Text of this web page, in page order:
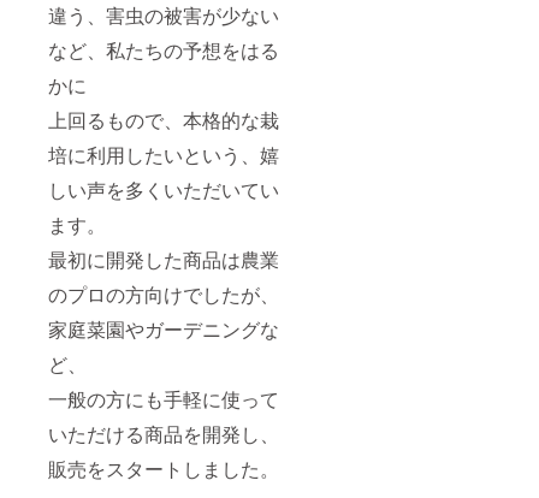
違う、害虫の被害が少ない
など、私たちの予想をはる
かに
上回るもので、本格的な栽
培に利用したいという、嬉
しい声を多くいただいてい
ます。
最初に開発した商品は農業
のプロの方向けでしたが、
家庭菜園やガーデニングな
ど、
一般の方にも手軽に使って
いただける商品を開発し、
販売をスタートしました。